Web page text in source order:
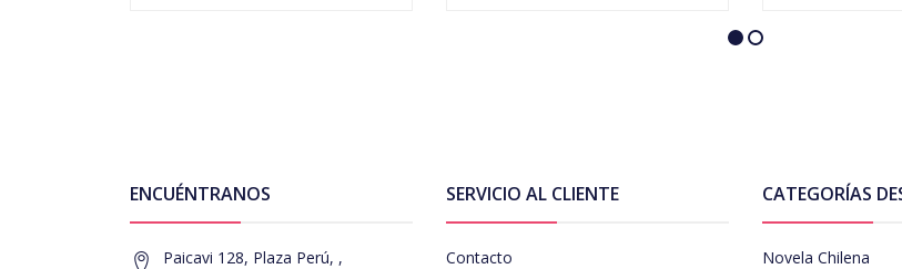
ENCUÉNTRANOS
Paicavi 128, Plaza Perú, ,
SERVICIO AL CLIENTE
Contacto
CATEGORÍAS
Novela Chilena